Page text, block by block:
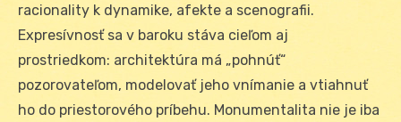
racionality k dynamike, afekte a scenografii.
Expresívnosť sa v baroku stáva cieľom aj
prostriedkom: architektúra má „pohnúť“
pozorovateľom, modelovať jeho vnímanie a vtiahnuť
ho do priestorového príbehu. Monumentalita nie je iba